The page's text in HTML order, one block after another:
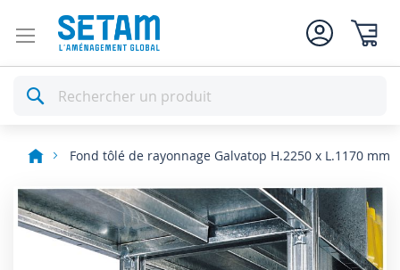
Rechercher
Fond tôlé de rayonnage Galvatop H.2250 x L.1170 mm
Skip
to
the